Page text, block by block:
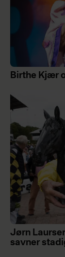
Birthe Kjær
Jørn
savner